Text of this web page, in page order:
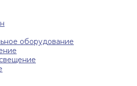
оборудование